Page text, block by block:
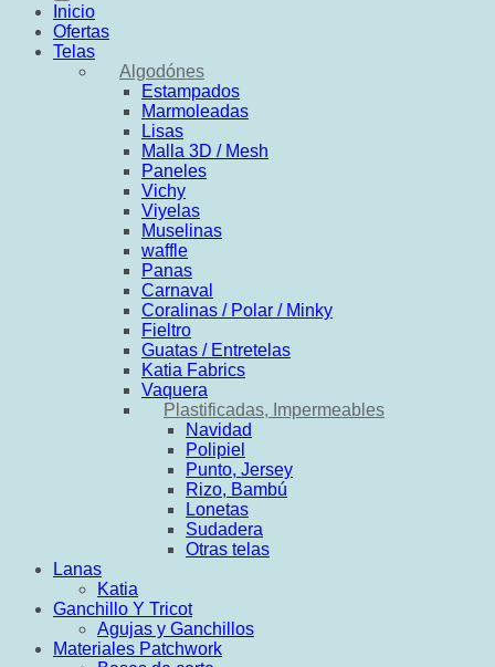
Inicio
Ofertas
Telas
Algodónes
Estampados
Marmoleadas
Lisas
Malla 3D / Mesh
Paneles
Vichy
Viyelas
Muselinas
waffle
Panas
Carnaval
Coralinas / Polar / Minky
Fieltro
Guatas / Entretelas
Katia Fabrics
Vaquera
Plastificadas, Impermeables
Navidad
Polipiel
Punto, Jersey
Rizo, Bambú
Lonetas
Sudadera
Otras telas
Lanas
Katia
Ganchillo Y Tricot
Agujas y Ganchillos
Materiales Patchwork